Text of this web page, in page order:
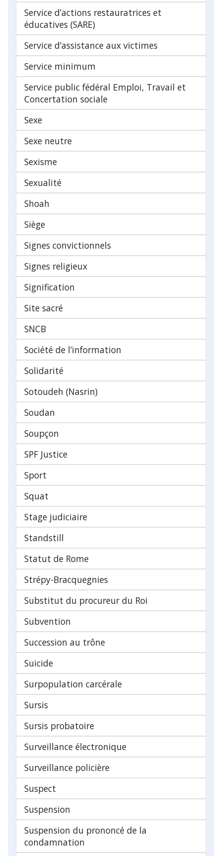
Service d’actions restauratrices et
éducatives (SARE)
Service d’assistance aux victimes
Service minimum
Service public fédéral Emploi, Travail et
Concertation sociale
Sexe
Sexe neutre
Sexisme
Sexualité
Shoah
Siège
Signes convictionnels
Signes religieux
Signification
Site sacré
SNCB
Société de l’information
Solidarité
Sotoudeh (Nasrin)
Soudan
Soupçon
SPF Justice
Sport
Squat
Stage judiciaire
Standstill
Statut de Rome
Strépy-Bracquegnies
Substitut du procureur du Roi
Subvention
Succession au trône
Suicide
Surpopulation carcérale
Sursis
Sursis probatoire
Surveillance électronique
Surveillance policière
Suspect
Suspension
Suspension du prononcé de la
condamnation